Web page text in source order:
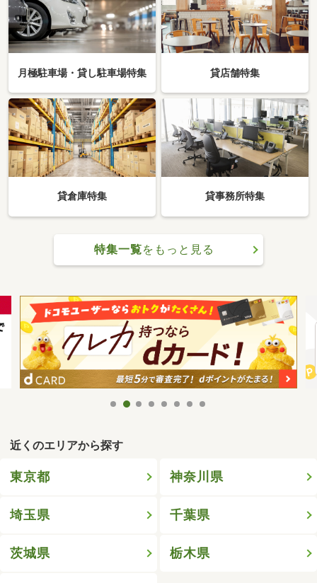
月極駐車場・貸し駐車場特集 貸店舗特集
貸倉庫特集 貸事務所特集
特集一覧をもっと見る
近くのエリアから探す
東京都 神奈川県
埼玉県 千葉県
茨城県 栃木県